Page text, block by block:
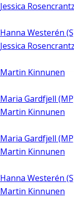
Jessica
Hanna Westerén
Jessica
Martin Kinnunen
Maria Gardfjell
Martin Kinnunen
Maria Gardfjell
Martin Kinnunen
Hanna Westerén
Martin Kinnunen